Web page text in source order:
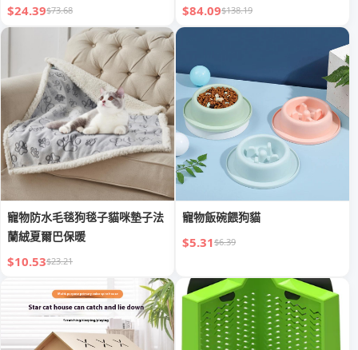
$24.39$73.68 $84.09$138.19
寵物防水毛毯狗毯子貓咪墊子法
蘭絨夏爾巴保暖
$10.53$23.21
寵物飯碗餵狗貓
$5.31$6.39